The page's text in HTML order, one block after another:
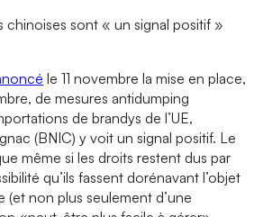
chinoises sont « un signal positif »
le 11 novembre la mise en place,
de mesures antidumping
de brandys de l’UE,
(BNIC) y voit un signal positif. Le
même si les droits restent dus par
qu’ils fassent dorénavant l’objet
(et non plus seulement d’une